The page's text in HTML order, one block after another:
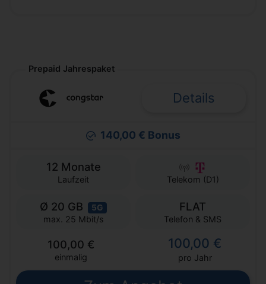
Prepaid Jahrespaket
Details
140,00 € Bonus
12 Monate
Laufzeit Telekom (D1)
Ø 20 GB 5G
max. 25 Mbit/s
FLAT
Telefon & SMS
100,00 €
einmalig
100,00 €
pro Jahr